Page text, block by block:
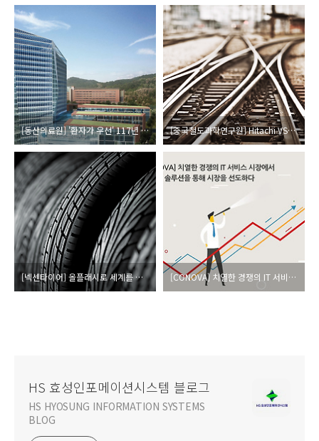
[동산의료원] '환자가 우선' 117년 된 병원의 선택 [중국철도과학연구원] Hitachi VSP G1000을 통해 성능 개선을 이룬 중국 열차 예매 시스템 12306.cn
[넥센타이어] 올플래시로 세계를 질주하다 [CONOVA] 치열한 경쟁의 IT 서비스 시장에서 Hitachi 솔루션을 통해 시장을 선도하다
HS 효성인포메이션시스템 블로그
HS HYOSUNG INFORMATION SYSTEMS
BLOG